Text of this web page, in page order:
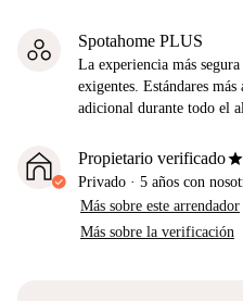
Spotahome PLUS
La experiencia más
exigentes. Estándares
adicional durante todo el
Propietario verificadostar
Privado · 5 años con
Más sobre este arrendador
Más sobre la verificación